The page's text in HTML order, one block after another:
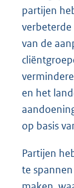
partijen
van de
en het
op basis
Partijen
te